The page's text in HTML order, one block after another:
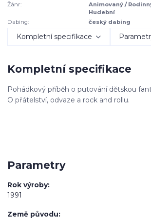
Žánr:
Animovaný /
Hudební
Dabing:
český dabing
Kompletní specifikace
Kompletní specifikace
Pohádkový příběh o putování dětskou
O přátelství, odvaze a rock and rollu.
Parametry
Rok výroby
1991
Země původu